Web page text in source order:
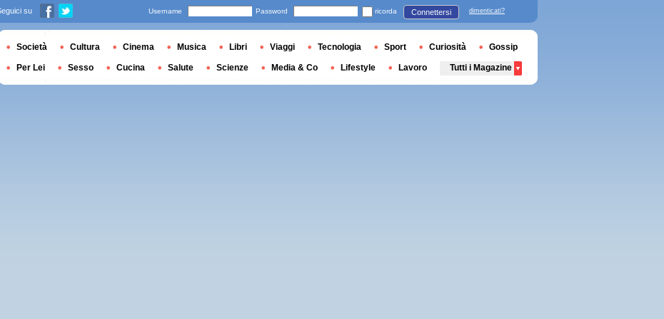
su Username Password ricorda Connettersi dimenticati?
Società Cultura Cinema Musica Libri Viaggi Tecnologia Sport Curiosità Gossip
Per Lei Sesso Cucina Salute Scienze Media & Co Lifestyle Lavoro Tutti i Magazine